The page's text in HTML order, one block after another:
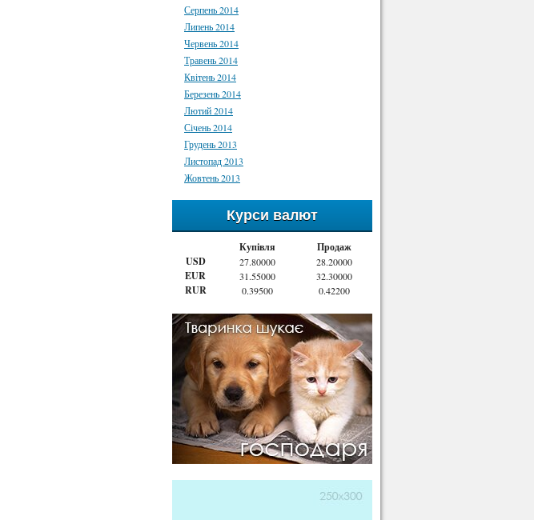
Серпень 2014
Липень 2014
Червень 2014
Травень 2014
Квітень 2014
Березень 2014
Лютий 2014
Січень 2014
Грудень 2013
Листопад 2013
Жовтень 2013
Курси валют
Купівля
Продаж
USD
27.80000 28.20000
EUR 31.55000 32.30000
RUR 0.39500 0.42200